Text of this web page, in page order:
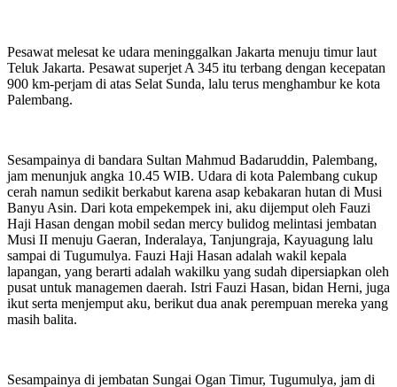
Pesawat melesat ke udara meninggalkan Jakarta menuju timur laut
Teluk Jakarta. Pesawat superjet A 345 itu terbang dengan kecepatan
900 km-perjam di atas Selat Sunda, lalu terus menghambur ke kota
Palembang.
Sesampainya di bandara Sultan Mahmud Badaruddin, Palembang,
jam menunjuk angka 10.45 WIB. Udara di kota Palembang cukup
cerah namun sedikit berkabut karena asap kebakaran hutan di Musi
Banyu Asin. Dari kota empekempek ini, aku dijemput oleh Fauzi
Haji Hasan dengan mobil sedan mercy bulidog melintasi jembatan
Musi II menuju Gaeran, Inderalaya, Tanjungraja, Kayuagung lalu
sampai di Tugumulya. Fauzi Haji Hasan adalah wakil kepala
lapangan, yang berarti adalah wakilku yang sudah dipersiapkan oleh
pusat untuk managemen daerah. Istri Fauzi Hasan, bidan Herni, juga
ikut serta menjemput aku, berikut dua anak perempuan mereka yang
masih balita.
Sesampainya di jembatan Sungai Ogan Timur, Tugumulya, jam di